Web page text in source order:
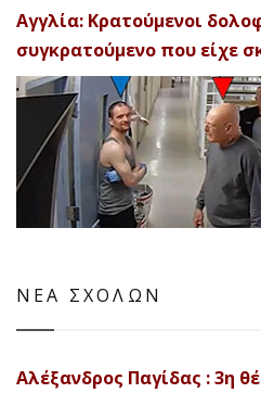
Αγγλία: Κρατούμενοι
συγκρατούμενο που είχε
ΝΕΑ ΣΧΟΛΩΝ
Αλέξανδρος Παγίδας : 3η